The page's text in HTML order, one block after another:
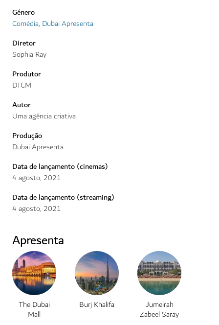
Género
Comédia, Dubai Apresenta
Diretor
Sophia Ray
Produtor
DTCM
Autor
Uma agência criativa
Produção
Dubai Apresenta
Data de lançamento (cinemas)
4 agosto, 2021
Data de lançamento (streaming)
4 agosto, 2021
Apresenta
The Dubai
Mall
Burj Khalifa
Jumeirah
Zabeel Saray